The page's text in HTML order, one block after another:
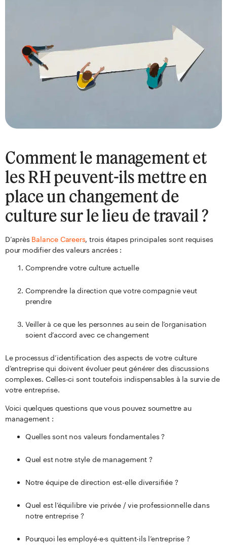
Comment le management et
les RH peuvent-ils mettre en
place un changement de
culture sur le lieu de travail ?
D’après Balance Careers, trois étapes principales sont requises
pour modifier des valeurs ancrées :
Comprendre votre culture actuelle
Comprendre la direction que votre compagnie veut
prendre
Veiller à ce que les personnes au sein de l’organisation
soient d’accord avec ce changement
Le processus d’identification des aspects de votre culture
d’entreprise qui doivent évoluer peut générer des discussions
complexes. Celles-ci sont toutefois indispensables à la survie de
votre entreprise.
Voici quelques questions que vous pouvez soumettre au
management :
Quelles sont nos valeurs fondamentales ?
Quel est notre style de management ?
Notre équipe de direction est-elle diversifiée ?
Quel est l’équilibre vie privée / vie professionnelle dans
notre entreprise ?
Pourquoi les employé·e·s quittent-ils l’entreprise ?